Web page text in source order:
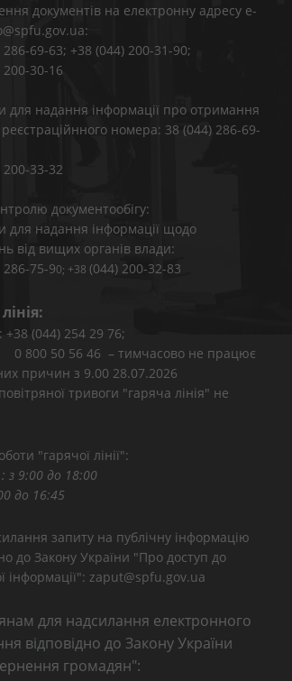
документів на електронну адресу e-
286-69-63; +38 (044) 200-31-90;
200-30-16
для надання інформації про отримання
реєстраційнного номера: 38 (044) 286-69-
200-33-32
документообігу:
для надання інформації щодо
від вищих органів влади:
286-75-90; +38 (044) 200-32-83
(044) 254 29 76;
56 46 – тимчасово не працює
причин з 9.00 28.07.2026
тривоги "гаряча лінія" не
"гарячої лінії":
з 9:00 до 18:00
до 16:45
запиту на публічну інформацію
до Закону України "Про доступ до
інформації": zaput@spfu.gov.ua
для надсилання електронного
відповідно до Закону України
громадян":